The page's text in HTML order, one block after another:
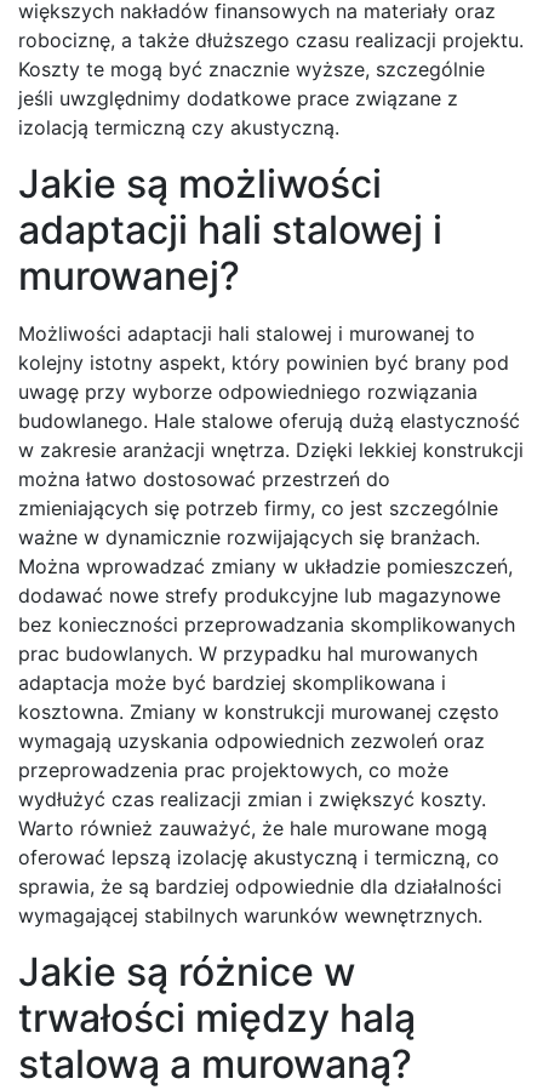
większych nakładów finansowych na materiały oraz
robociznę, a także dłuższego czasu realizacji projektu.
Koszty te mogą być znacznie wyższe, szczególnie
jeśli uwzględnimy dodatkowe prace związane z
izolacją termiczną czy akustyczną.
Jakie są możliwości
adaptacji hali stalowej i
murowanej?
Możliwości adaptacji hali stalowej i murowanej to
kolejny istotny aspekt, który powinien być brany pod
uwagę przy wyborze odpowiedniego rozwiązania
budowlanego. Hale stalowe oferują dużą elastyczność
w zakresie aranżacji wnętrza. Dzięki lekkiej konstrukcji
można łatwo dostosować przestrzeń do
zmieniających się potrzeb firmy, co jest szczególnie
ważne w dynamicznie rozwijających się branżach.
Można wprowadzać zmiany w układzie pomieszczeń,
dodawać nowe strefy produkcyjne lub magazynowe
bez konieczności przeprowadzania skomplikowanych
prac budowlanych. W przypadku hal murowanych
adaptacja może być bardziej skomplikowana i
kosztowna. Zmiany w konstrukcji murowanej często
wymagają uzyskania odpowiednich zezwoleń oraz
przeprowadzenia prac projektowych, co może
wydłużyć czas realizacji zmian i zwiększyć koszty.
Warto również zauważyć, że hale murowane mogą
oferować lepszą izolację akustyczną i termiczną, co
sprawia, że są bardziej odpowiednie dla działalności
wymagającej stabilnych warunków wewnętrznych.
Jakie są różnice w
trwałości między halą
stalową a murowaną?